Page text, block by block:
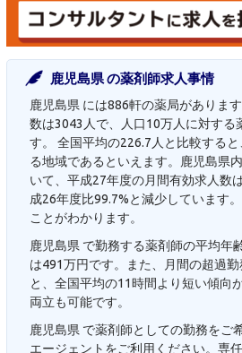
鹿児島県 の薬剤師求人事情
鹿児島県 には886軒の薬局がありま
数は3043人で、人口10万人に対する
す。 全国平均の226.7人と比較する
る地域であるといえます。鹿児島県
いて、平成27年度の月間有効求人数
成26年度比99.7%と減少しています
ことがわかります。
鹿児島県 で勤務する薬剤師の平均年
は491万円です。また、月間の超過
と、全国平均の11時間より短い傾向
両立も可能です。
鹿児島県 で薬剤師としての勤務をご
エージェントをご利用ください。専